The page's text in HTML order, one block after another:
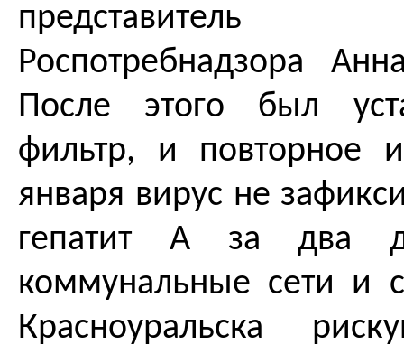
представитель
Роспотребнадзора
После этого был
фильтр, и повторное
января вирус не
гепатит А за два
коммунальные сети и
Красноуральска